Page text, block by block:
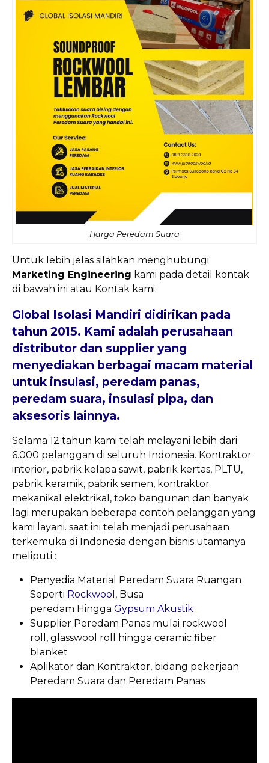
Harga Peredam Suara
Untuk lebih jelas silahkan menghubungi
Marketing Engineering kami pada detail kontak
di bawah ini atau Kontak kami:
Global Isolasi Mandiri didirikan pada
tahun 2015. Kami adalah perusahaan
distributor dan supplier yang
menyediakan berbagai macam material
untuk insulasi, peredam panas,
peredam suara, insulasi pipa, dan
aksesoris lainnya.
Selama 12 tahun kami telah melayani lebih dari
6.000 pelanggan di seluruh Indonesia. Kontraktor
interior, pabrik kelapa sawit, pabrik kertas, PLTU,
pabrik keramik, pabrik semen, kontraktor
mekanikal elektrikal, toko bangunan dan banyak
lagi merupakan beberapa contoh pelanggan yang
kami layani. saat ini telah menjadi perusahaan
terkemuka di Indonesia dengan bisnis utamanya
meliputi :
Penyedia Material Peredam Suara Ruangan
Seperti Rockwool , Busa
peredam Hingga Gypsum Akustik
Supplier Peredam Panas mulai rockwool
roll, glasswool roll hingga ceramic fiber
blanket
Aplikator dan Kontraktor, bidang pekerjaan
Peredam Suara dan Peredam Panas